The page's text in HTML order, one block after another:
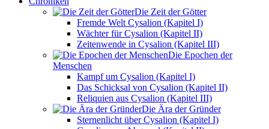
Die Zeit der Götter
Fremde Welt Cysalion (Kapitel I)
Wächter für Cysalion (Kapitel II)
Zeitenwende in Cysalion (Kapitel III)
Die Epochen der
Menschen
Kampf um Cysalion (Kapitel I)
Das Schicksal von Cysalion (Kapitel II)
Reliquien aus Cysalion (Kapitel III)
Die Ära der Gründer
Sternenlicht über Cysalion (Kapitel I)